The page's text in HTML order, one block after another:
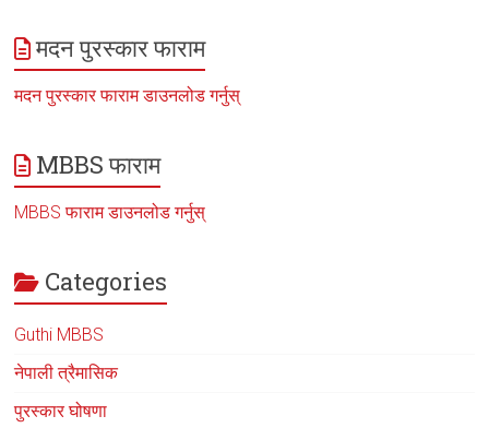
मदन पुरस्कार फाराम
मदन पुरस्कार फाराम डाउनलोड गर्नुस्
MBBS फाराम
MBBS फाराम डाउनलोड गर्नुस्
Categories
Guthi MBBS
नेपाली त्रैमासिक
पुरस्कार घोषणा